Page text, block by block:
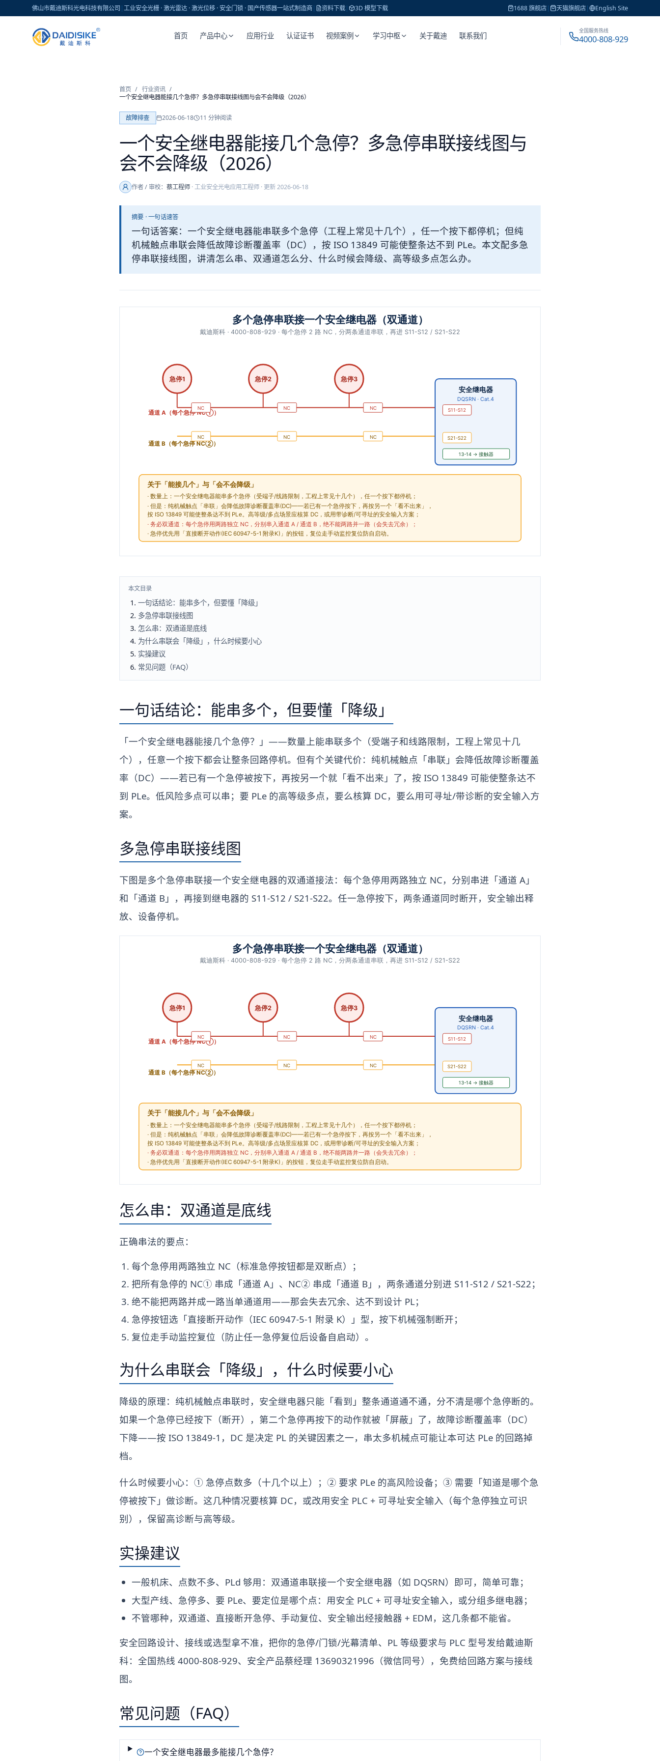
佛山市戴迪斯科光电科技有限公司 |工业安全光栅 · 激光雷达 · 激光位移 · 安全门锁 · 国产传感器一站式制造商| 资料下载| 3D 模型下载 1688 旗舰店| 天猫旗舰店| English Site
首页 产品中心 应用行业 认证证书 视频案例 学习中枢 关于戴迪 联系我们
全国服务热线
4000-808-929
首页 / 行业资讯 /
一个安全继电器能接几个急停？多急停串联接线图与会不会降级（2026）
故障排查 2026-06-18 11 分钟阅读
一个安全继电器能接几个急停？多急停串联接线图与
会不会降级（2026）
作者 / 审校： 蔡工程师·工业安全光电应用工程师· 更新2026-06-18
摘要 · 一句话速答
一句话答案：一个安全继电器能串联多个急停（工程上常见十几个），任一个按下都停机；但纯
机械触点串联会降低故障诊断覆盖率（DC），按 ISO 13849 可能使整条达不到 PLe。本文配多急
停串联接线图，讲清怎么串、双通道怎么分、什么时候会降级、高等级多点怎么办。
本文目录
一句话结论：能串多个，但要懂「降级」
多急停串联接线图
怎么串：双通道是底线
为什么串联会「降级」，什么时候要小心
实操建议
常见问题（FAQ）
一句话结论：能串多个，但要懂「降级」
「一个安全继电器能接几个急停？」——数量上能串联多个（受端子和线路限制，工程上常见十几
个），任意一个按下都会让整条回路停机。但有个关键代价：纯机械触点「串联」会降低故障诊断覆盖
率（DC）——若已有一个急停被按下，再按另一个就「看不出来」了，按 ISO 13849 可能使整条达不
到 PLe。低风险多点可以串；要 PLe 的高等级多点，要么核算 DC，要么用可寻址/带诊断的安全输入方
案。
多急停串联接线图
下图是多个急停串联接一个安全继电器的双通道接法：每个急停用两路独立 NC，分别串进「通道 A」
和「通道 B」，再接到继电器的 S11-S12 / S21-S22。任一急停按下，两条通道同时断开，安全输出释
放、设备停机。
怎么串：双通道是底线
正确串法的要点：
每个急停用两路独立 NC（标准急停按钮都是双断点）；
把所有急停的 NC① 串成「通道 A」、NC② 串成「通道 B」，两条通道分别进 S11-S12 / S21-S22；
绝不能把两路并成一路当单通道用——那会失去冗余、达不到设计 PL；
急停按钮选「直接断开动作（IEC 60947-5-1 附录 K）」型，按下机械强制断开；
复位走手动监控复位（防止任一急停复位后设备自启动）。
为什么串联会「降级」，什么时候要小心
降级的原理：纯机械触点串联时，安全继电器只能「看到」整条通道通不通，分不清是哪个急停断的。
如果一个急停已经按下（断开），第二个急停再按下的动作就被「屏蔽」了，故障诊断覆盖率（DC）
下降——按 ISO 13849-1，DC 是决定 PL 的关键因素之一，串太多机械点可能让本可达 PLe 的回路掉
档。
什么时候要小心：① 急停点数多（十几个以上）；② 要求 PLe 的高风险设备；③ 需要「知道是哪个急
停被按下」做诊断。这几种情况要核算 DC，或改用安全 PLC + 可寻址安全输入（每个急停独立可识
别），保留高诊断与高等级。
实操建议
一般机床、点数不多、PLd 够用：双通道串联接一个安全继电器（如 DQSRN）即可，简单可靠；
大型产线、急停多、要 PLe、要定位是哪个点：用安全 PLC + 可寻址安全输入，或分组多继电器；
不管哪种，双通道、直接断开急停、手动复位、安全输出经接触器 + EDM，这几条都不能省。
安全回路设计、接线或选型拿不准，把你的急停/门锁/光幕清单、PL 等级要求与 PLC 型号发给戴迪斯
科：全国热线 4000-808-929、安全产品蔡经理 13690321996（微信同号），免费给回路方案与接线
图。
常见问题（FAQ）
一个安全继电器最多能接几个急停？